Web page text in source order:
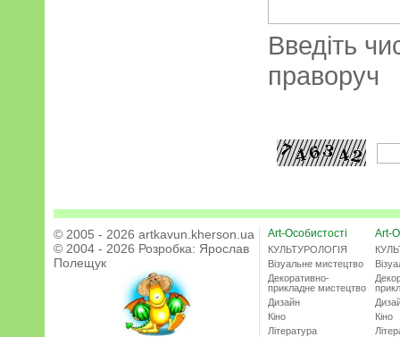
Введіть
праворуч
© 2005 - 2026 artkavun.kherson.ua
© 2004 - 2026 Розробка: Ярослав
Полещук
Art-Особистості
КУЛЬТУРОЛОГІЯ
Візуальне мистецтво
Декоративно-
прикладне мистецтво
Дизайн
Кіно
Література
Art-
Кіно